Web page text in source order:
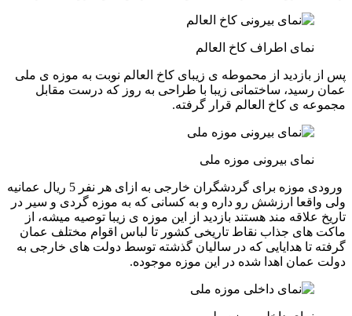
نمای اطراف کاخ العالم
پس از بازدید از محموطه ی زیبای کاخ العالم نوبت به موزه ی ملی
عمان رسید، ساختمانی زیبا با طراحی به روز که درست مقابل
مجموعه ی کاخ العالم قرار گرفته.
نمای بیرونی موزه ملی
ورودی موزه برای گردشگران خارجی به ازای هر نفر 5 ریال عمانیه
ولی واقعا ارزشش رو داره و به کسانی که به موزه گردی و سیر در
تاریخ علاقه مند هستند بازدید از این موزه ی زیبا توصیه میشه، از
ماکت های جذاب نقاط تاریخی کشور تا لباس اقوام مختلف عمان
گرفته تا هدایایی که در سالیان گذشته توسط دولت های خارجی به
دولت عمان اهدا شده در این موزه موجوده.